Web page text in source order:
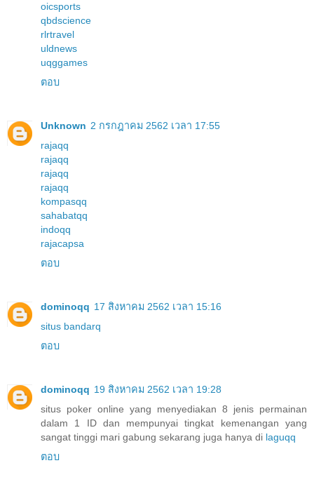
oicsports
qbdscience
rlrtravel
uldnews
uqggames
ตอบ
Unknown 2 กรกฎาคม 2562 เวลา 17:55
rajaqq
rajaqq
rajaqq
rajaqq
kompasqq
sahabatqq
indoqq
rajacapsa
ตอบ
dominoqq 17 สิงหาคม 2562 เวลา 15:16
situs bandarq
ตอบ
dominoqq 19 สิงหาคม 2562 เวลา 19:28
situs poker online yang menyediakan 8 jenis permainan
dalam 1 ID dan mempunyai tingkat kemenangan yang
sangat tinggi mari gabung sekarang juga hanya di laguqq
ตอบ